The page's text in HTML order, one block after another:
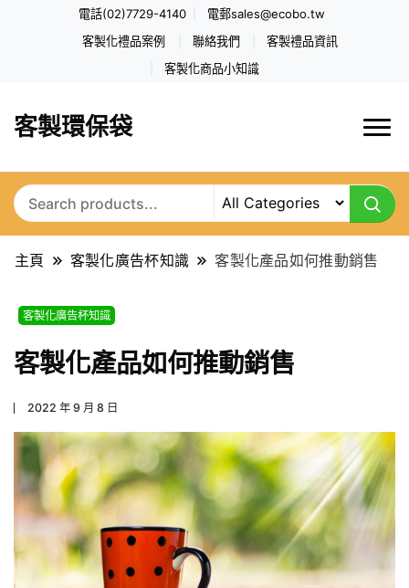
電話(02)7729-4140 電郵sales@ecobo.tw
客製化禮品案例 聯絡我們 客製禮品資訊
客製化商品小知識
客製環保袋
主頁 客製化廣告杯知識 客製化產品如何推動銷售
客製化廣告杯知識
客製化產品如何推動銷售
2022 年 9 月 8 日